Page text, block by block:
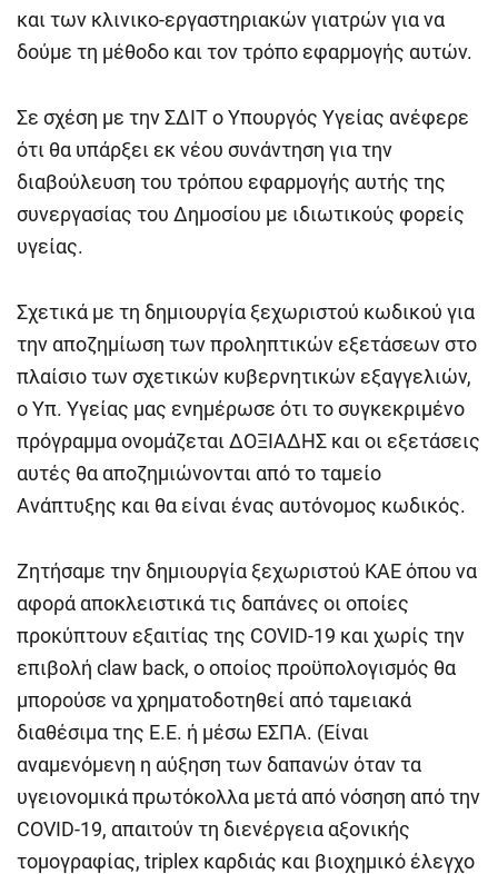
και των κλινικο-εργαστηριακών γιατρών για να
δούμε τη μέθοδο και τον τρόπο εφαρμογής αυτών.
Σε σχέση με την ΣΔΙΤ ο Υπουργός Υγείας ανέφερε
ότι θα υπάρξει εκ νέου συνάντηση για την
διαβούλευση του τρόπου εφαρμογής αυτής της
συνεργασίας του Δημοσίου με ιδιωτικούς φορείς
υγείας.
Σχετικά με τη δημιουργία ξεχωριστού κωδικού για
την αποζημίωση των προληπτικών εξετάσεων στο
πλαίσιο των σχετικών κυβερνητικών εξαγγελιών,
ο Υπ. Υγείας μας ενημέρωσε ότι το συγκεκριμένο
πρόγραμμα ονομάζεται ΔΟΞΙΑΔΗΣ και οι εξετάσεις
αυτές θα αποζημιώνονται από το ταμείο
Ανάπτυξης και θα είναι ένας αυτόνομος κωδικός.
Ζητήσαμε την δημιουργία ξεχωριστού ΚΑΕ όπου να
αφορά αποκλειστικά τις δαπάνες οι οποίες
προκύπτουν εξαιτίας της COVID-19 και χωρίς την
επιβολή claw back, ο οποίος προϋπολογισμός θα
μπορούσε να χρηματοδοτηθεί από ταμειακά
διαθέσιμα της Ε.Ε. ή μέσω ΕΣΠΑ. (Είναι
αναμενόμενη η αύξηση των δαπανών όταν τα
υγειονομικά πρωτόκολλα μετά από νόσηση από την
COVID-19, απαιτούν τη διενέργεια αξονικής
τομογραφίας, triplex καρδιάς και βιοχημικό έλεγχο